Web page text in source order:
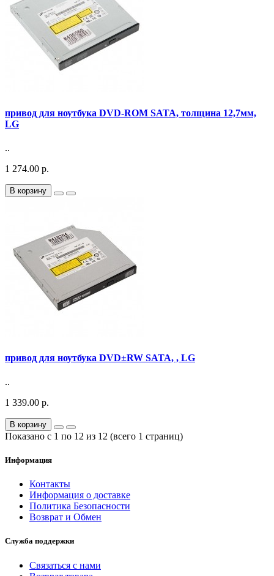
привод для ноутбука DVD-ROM SATA, толщина 12,7мм,
LG
..
1 274.00 р.
В корзину
привод для ноутбука DVD±RW SATA, , LG
..
1 339.00 р.
В корзину
Показано с 1 по 12 из 12 (всего 1 страниц)
Информация
Контакты
Информация о доставке
Политика Безопасности
Возврат и Обмен
Служба поддержки
Связаться с нами